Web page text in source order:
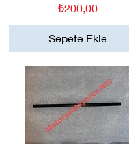
Fiyat
₺200,00
Sepete Ekle